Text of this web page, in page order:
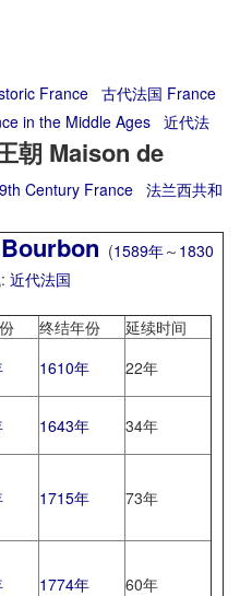
France 古代法国 France
in the Middle Ages 近代法
朝 Maison de
Century France 法兰西共和
(1589年～ 1830
近代法国
终结年份
延续时间
1610年 22年
1643年 34年
1715年 73年
1774年 60年